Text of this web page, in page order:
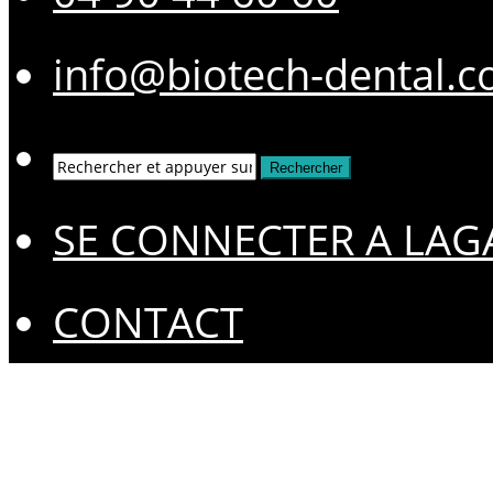
info@biotech-
SE CONNECTER A
CONTACT